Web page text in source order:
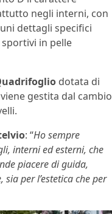
negli interni, con
dettagli specifici
in ​​pelle
dotata di
gestita dal cambio
: “Ho sempre
interni ed esterni, che
piacere di guida,
per l’estetica che per